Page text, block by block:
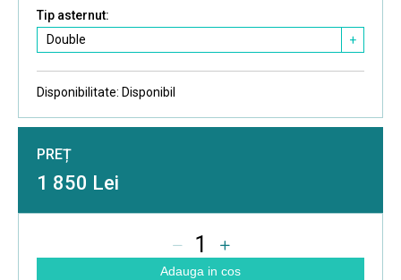
Tip asternut:
Double
+
Disponibilitate: Disponibil
PREȚ
1 850 Lei
1
Adauga in cos